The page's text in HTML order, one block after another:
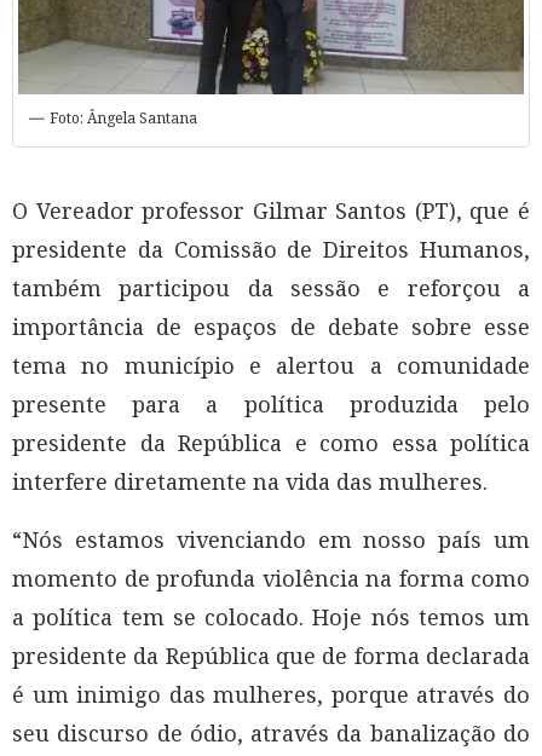
Foto: Ângela Santana
O Vereador professor Gilmar Santos (PT), que é
presidente da Comissão de Direitos Humanos,
também participou da sessão e reforçou a
importância de espaços de debate sobre esse
tema no município e alertou a comunidade
presente para a política produzida pelo
presidente da República e como essa política
interfere diretamente na vida das mulheres.
“Nós estamos vivenciando em nosso país um
momento de profunda violência na forma como
a política tem se colocado. Hoje nós temos um
presidente da República que de forma declarada
é um inimigo das mulheres, porque através do
seu discurso de ódio, através da banalização do